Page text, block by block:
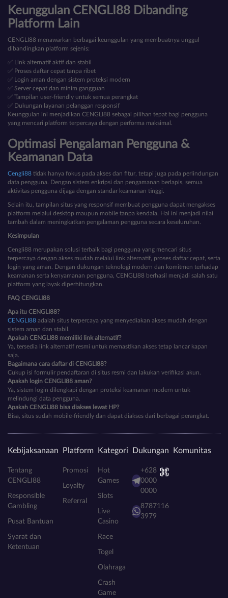
Keunggulan CENGLI88 Dibanding
Platform Lain
CENGLI88 menawarkan berbagai keunggulan yang membuatnya unggul
dibandingkan platform sejenis:
✅ Link alternatif aktif dan stabil
✅ Proses daftar cepat tanpa ribet
✅ Login aman dengan sistem proteksi modern
✅ Server cepat dan minim gangguan
✅ Tampilan user-friendly untuk semua perangkat
✅ Dukungan layanan pelanggan responsif
Keunggulan ini menjadikan CENGLI88 sebagai pilihan tepat bagi pengguna
yang mencari platform terpercaya dengan performa maksimal.
Optimasi Pengalaman Pengguna &
Keamanan Data
Cengli88 tidak hanya fokus pada akses dan fitur, tetapi juga pada perlindungan
data pengguna. Dengan sistem enkripsi dan pengamanan berlapis, semua
aktivitas pengguna dijaga dengan standar keamanan tinggi.
Selain itu, tampilan situs yang responsif membuat pengguna dapat mengakses
platform melalui desktop maupun mobile tanpa kendala. Hal ini menjadi nilai
tambah dalam meningkatkan pengalaman pengguna secara keseluruhan.
Kesimpulan
Cengli88 merupakan solusi terbaik bagi pengguna yang mencari situs
terpercaya dengan akses mudah melalui link alternatif, proses daftar cepat, serta
login yang aman. Dengan dukungan teknologi modern dan komitmen terhadap
keamanan serta kenyamanan pengguna, CENGLI88 berhasil menjadi salah satu
platform yang layak diperhitungkan.
FAQ CENGLI88
Apa itu CENGLI88?
CENGLI88 adalah situs terpercaya yang menyediakan akses mudah dengan
sistem aman dan stabil.
Apakah CENGLI88 memiliki link alternatif?
Ya, tersedia link alternatif resmi untuk memastikan akses tetap lancar kapan
saja.
Bagaimana cara daftar di CENGLI88?
Cukup isi formulir pendaftaran di situs resmi dan lakukan verifikasi akun.
Apakah login CENGLI88 aman?
Ya, sistem login dilengkapi dengan proteksi keamanan modern untuk
melindungi data pengguna.
Apakah CENGLI88 bisa diakses lewat HP?
Bisa, situs sudah mobile-friendly dan dapat diakses dari berbagai perangkat.
Kebijaksanaan
Tentang
CENGLI88
Responsible
Gambling
Pusat Bantuan
Syarat dan
Ketentuan
Platform
Promosi
Loyalty
Referral
Kategori
Hot
Games
Slots
Live
Casino
Race
Togel
Olahraga
Crash
Game
Dukungan
+628
0000
0000
8787116
3979
Komunitas